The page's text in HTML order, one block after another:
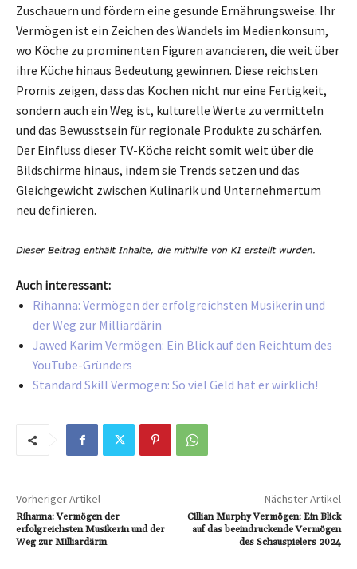
Zuschauern und fördern eine gesunde Ernährungsweise. Ihr
Vermögen ist ein Zeichen des Wandels im Medienkonsum,
wo Köche zu prominenten Figuren avancieren, die weit über
ihre Küche hinaus Bedeutung gewinnen. Diese reichsten
Promis zeigen, dass das Kochen nicht nur eine Fertigkeit,
sondern auch ein Weg ist, kulturelle Werte zu vermitteln
und das Bewusstsein für regionale Produkte zu schärfen.
Der Einfluss dieser TV-Köche reicht somit weit über die
Bildschirme hinaus, indem sie Trends setzen und das
Gleichgewicht zwischen Kulinarik und Unternehmertum
neu definieren.
Auch interessant:
Rihanna: Vermögen der erfolgreichsten Musikerin und
der Weg zur Milliardärin
Jawed Karim Vermögen: Ein Blick auf den Reichtum des
YouTube-Gründers
Standard Skill Vermögen: So viel Geld hat er wirklich!
Vorheriger Artikel
Rihanna: Vermögen der
erfolgreichsten Musikerin und der
Weg zur Milliardärin
Nächster Artikel
Cillian Murphy Vermögen: Ein Blick
auf das beeindruckende Vermögen
des Schauspielers 2024